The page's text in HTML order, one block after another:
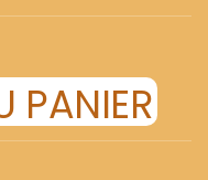
PANIER